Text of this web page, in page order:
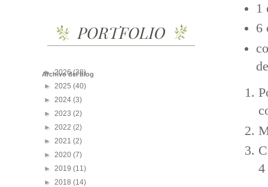
1
6
4
Archivo del blog
►2026(38)
► 2025 (40)
► 2024 (3)
► 2023 (2)
► 2022 (2)
► 2021 (2)
► 2020 (7)
► 2019 (11)
► 2018 (14)